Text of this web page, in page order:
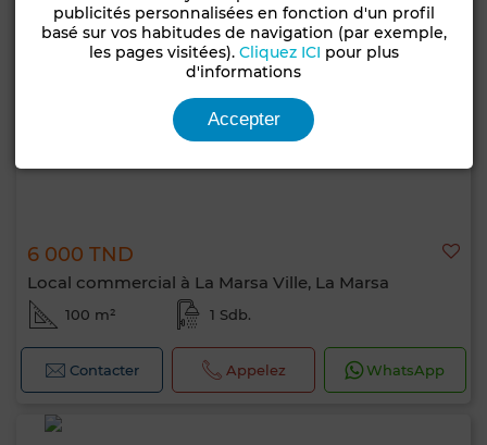
6 000 TND
Local commercial à La Marsa Ville, La Marsa
100 m² 1 Sdb.
Contacter Appelez WhatsApp
publicités personnalisées en fonction d'un profil
basé sur vos habitudes de navigation (par exemple,
les pages visitées). Cliquez ICI pour plus
d'informations
Accepter